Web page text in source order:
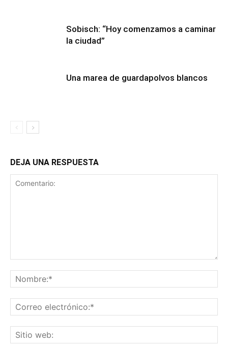
Sobisch: “Hoy comenzamos a caminar
la ciudad”
Una marea de guardapolvos blancos
DEJA UNA RESPUESTA